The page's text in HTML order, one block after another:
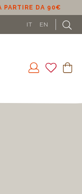
PARTIRE DA 90€
IT EN